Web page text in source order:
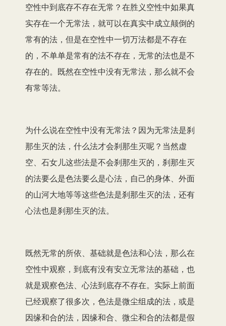
空性中到底存不存在无常？在胜义空性中如果真
实存在一个无常法，就可以在真实中成立颠倒的
常有的法，但是在空性中一切万法都是不存在
的，不单单是常有的法不存在，无常的法也是不
存在的。既然在空性中没有无常法，那么就不会
有常等法。
为什么说在空性中没有无常法？因为无常法是刹
那生灭的法，什么法才会刹那生灭呢？当然虚
空、石女儿这些法是不会刹那生灭的，刹那生灭
的法要么是色法要么是心法，自己的身体、外面
的山河大地等等这些色法是刹那生灭的法，还有
心法也是刹那生灭的法。
既然无常的所依、基础就是色法和心法，那么在
空性中观察，到底有没有安立无常法的基础，也
就是观察色法、心法到底存不存在。实际上前面
已经观察了很多次，色法是微尘组成的法，或是
因缘和合的法，因缘和合、微尘和合的法都是假